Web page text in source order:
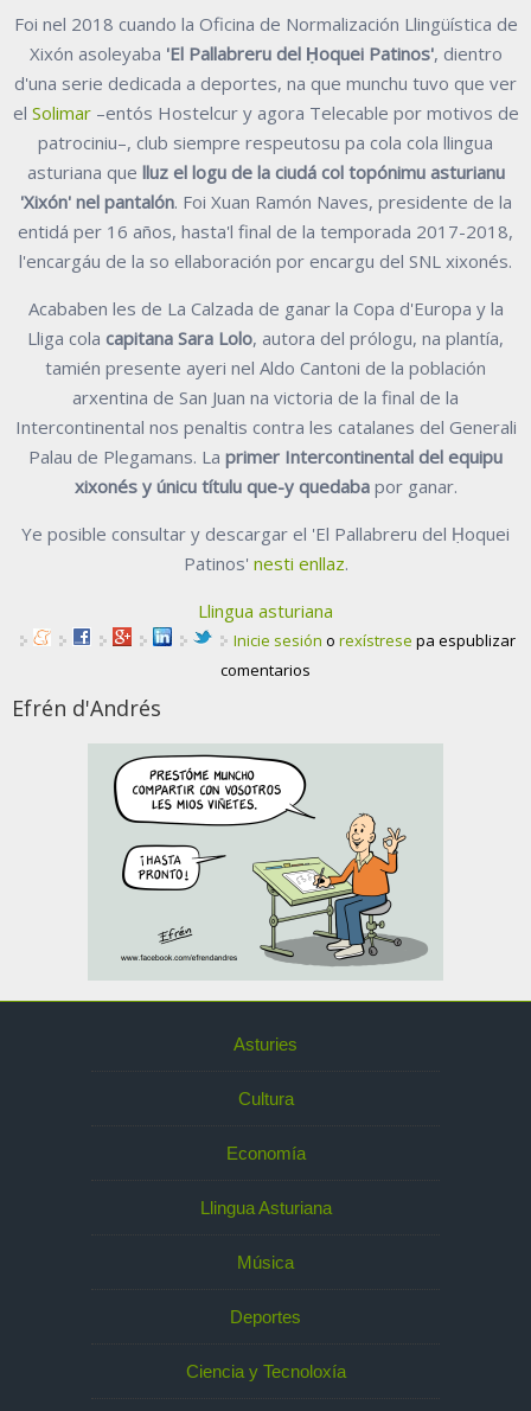
Foi nel 2018 cuando la Oficina de Normalización Llingüística de
Xixón asoleyaba 'El Pallabreru del Ḥoquei Patinos', dientro
d'una serie dedicada a deportes, na que munchu tuvo que ver
el Solimar–entós Hostelcur y agora Telecable por motivos de
patrociniu–, club siempre respeutosu pa cola cola llingua
asturiana que lluz el logu de la ciudá col topónimu asturianu
'Xixón' nel pantalón. Foi Xuan Ramón Naves, presidente de la
entidá per 16 años, hasta'l final de la temporada 2017-2018,
l'encargáu de la so ellaboración por encargu del SNL xixonés.
Acababen les de La Calzada de ganar la Copa d'Europa y la
Lliga cola capitana Sara Lolo, autora del prólogu, na plantía,
tamién presente ayeri nel Aldo Cantoni de la población
arxentina de San Juan na victoria de la final de la
Intercontinental nos penaltis contra les catalanes del Generali
Palau de Plegamans. La primer Intercontinental del equipu
xixonés y únicu títulu que-y quedabapor ganar.
Ye posible consultar y descargar el 'El Pallabreru del Ḥoquei
Patinos' nesti enllaz.
Llingua asturiana
Inicie sesión o rexístrese pa espublizar
comentarios
Efrén d'Andrés
Asturies
Cultura
Economía
Llingua Asturiana
Música
Deportes
Ciencia y Tecnoloxía